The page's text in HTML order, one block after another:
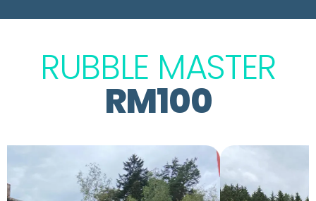
RUBBLE MASTER
RM100